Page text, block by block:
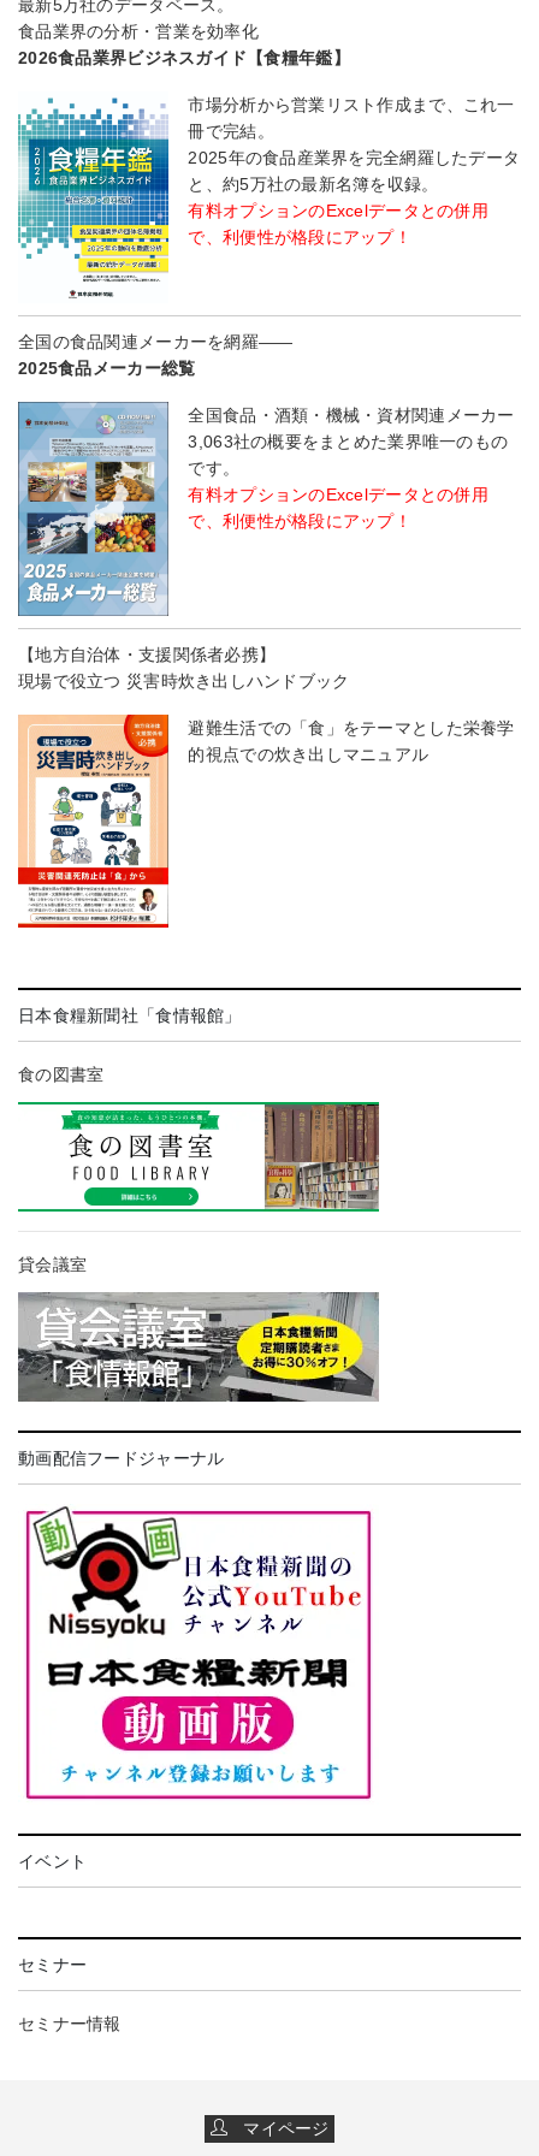
最新5万社のデータベース。
食品業界の分析・営業を効率化
2026食品業界ビジネスガイド【食糧年鑑】
市場分析から営業リスト作成まで、これ一
冊で完結。
2025年の食品産業界を完全網羅したデータ
と、約5万社の最新名簿を収録。
有料オプションのExcelデータとの併用
で、利便性が格段にアップ！
全国の食品関連メーカーを網羅――
2025食品メーカー総覧
全国食品・酒類・機械・資材関連メーカー
3,063社の概要をまとめた業界唯一のもの
です。
有料オプションのExcelデータとの併用
で、利便性が格段にアップ！
【地方自治体・支援関係者必携】
現場で役立つ 災害時炊き出しハンドブック
避難生活での「食」をテーマとした栄養学
的視点での炊き出しマニュアル
日本食糧新聞社「食情報館」
食の図書室
貸会議室
動画配信フードジャーナル
イベント
セミナー
セミナー情報
マイページ